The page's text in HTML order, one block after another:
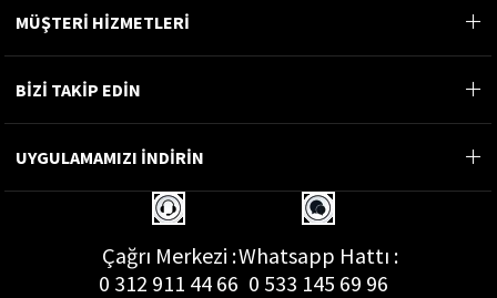
MÜŞTERİ HİZMETLERİ
BİZİ TAKİP EDİN
UYGULAMAMIZI İNDİRİN
Çağrı Merkezi :
0 312 911 44 66
Whatsapp Hattı :
0 533 145 69 96